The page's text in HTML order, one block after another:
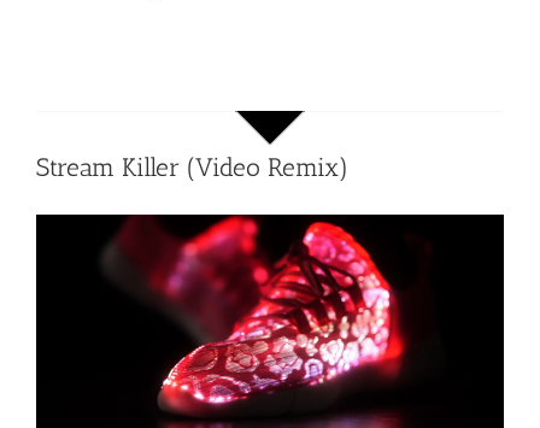
Stream Killer (Video Remix)